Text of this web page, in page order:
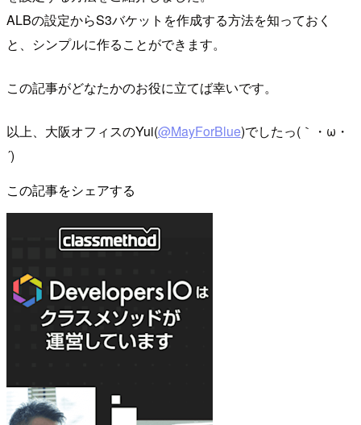
ALBの設定からS3バケットを作成する方法を知っておく
と、シンプルに作ることができます。
この記事がどなたかのお役に立てば幸いです。
以上、大阪オフィスのYui(@MayForBlue)でしたっ(｀・ω・
´)
この記事をシェアする